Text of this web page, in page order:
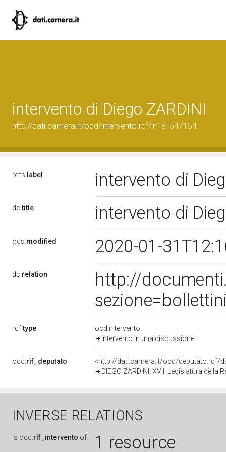
intervento di Diego ZARDINI
http://dati.camera.it/ocd/intervento.rdf/in18_547154
rdfs: label intervento di
dc:title intervento di
ods:modified 2020-01-
dc:relation
http://
rdf:type
ocd:intervento
intervento in una discussione
ocd:rif_deputato
<http://dati.camera.it/ocd/deputato.rdf/
DIEGO ZARDINI, XVIII Legislatura della
INVERSE RELATIONS
is ocd:rif_intervento of 1 resource